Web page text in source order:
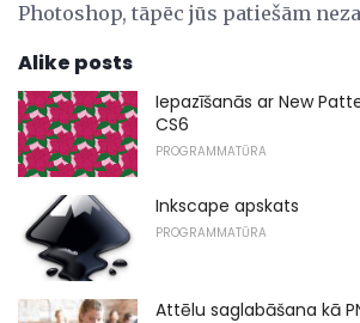
Photoshop, tāpēc jūs patiešām
Alike posts
Iepazīšanās ar New
CS6
PROGRAMMATŪRA
Inkscape apskats
PROGRAMMATŪRA
Attēlu saglabāšana kā